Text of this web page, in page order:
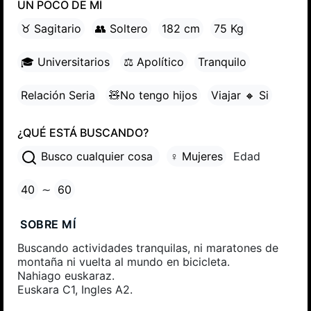
UN POCO DE MÍ
♉ Sagitario
👥 Soltero 182 cm 75 Kg
🎓 Universitarios ⚖ Apolítico Tranquilo
Relación Seria 🧸No tengo hijos Viajar 🔸 Si
¿QUÉ ESTÁ BUSCANDO?
Busco cualquier cosa
♀ Mujeres Edad
40 ∼ 60
SOBRE MÍ
Buscando actividades tranquilas, ni maratones de
montaña ni vuelta al mundo en bicicleta.
Nahiago euskaraz.
Euskara C1, Ingles A2.